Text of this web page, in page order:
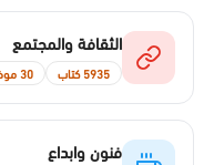
الثقافة والمجتمع
5935 كتاب 30 موضوع
فنون وابداع